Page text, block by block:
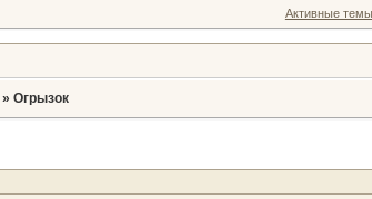
Активные темы
» Огрызок